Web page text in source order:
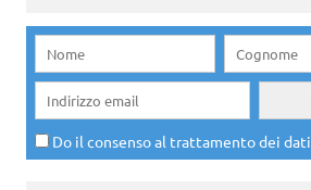
Do il consenso al trattamento dei dati